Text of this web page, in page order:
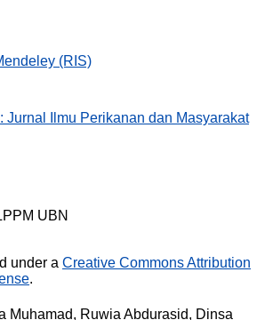
(RIS)
Jurnal Ilmu Perikanan dan Masyarakat
UBN
under a Creative Commons Attribution
.
Muhamad, Ruwia Abdurasid, Dinsa